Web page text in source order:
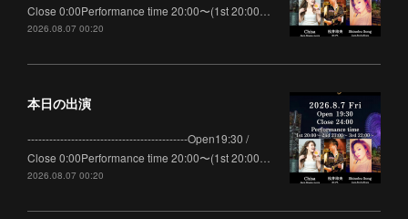
Close 0:00Performance time 20:00〜(1st 20:00…
2026.08.07 00:20
本日の出演
--------------------------------------------Open19:30 /
Close 0:00Performance time 20:00〜(1st 20:00…
2026.08.07 00:20